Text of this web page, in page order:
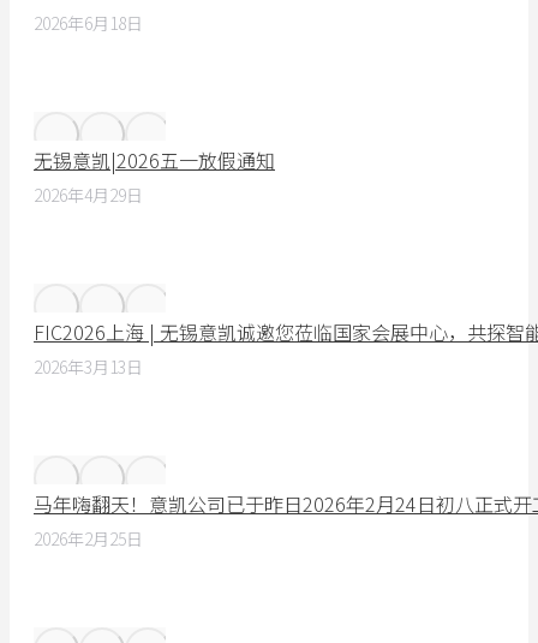
2026年6月18日
无锡意凯|2026五一放假通知
2026年4月29日
FIC2026上海 | 无锡意凯诚邀您莅临国家会展中心，共探智
2026年3月13日
马年嗨翻天！意凯公司已于昨日2026年2月24日初八正式
2026年2月25日